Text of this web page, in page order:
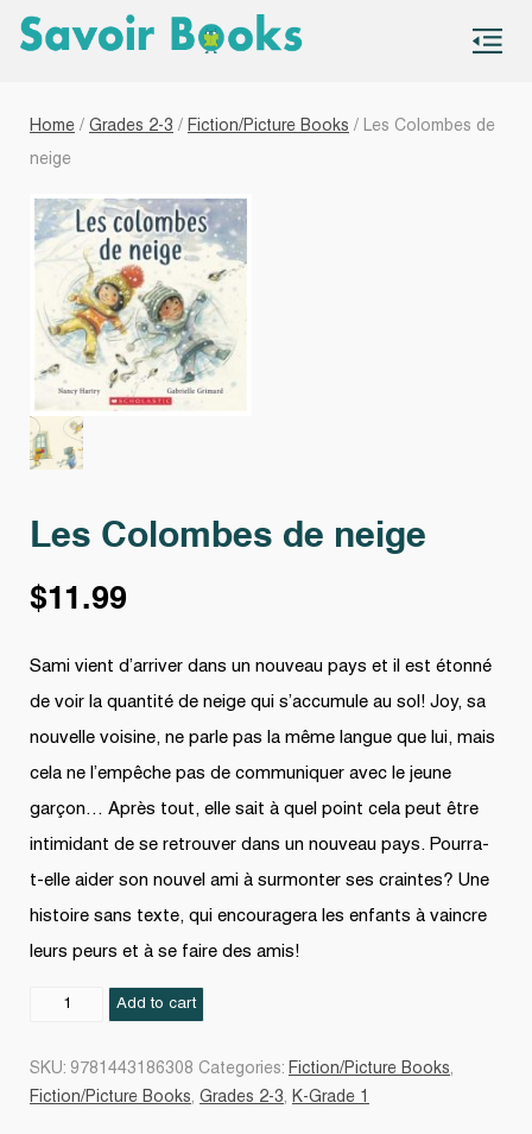
Home / Grades 2-3 / Fiction/Picture Books / Les Colombes de
neige
Les Colombes de neige
$11.99
Sami vient d’arriver dans un nouveau pays et il est étonné
de voir la quantité de neige qui s’accumule au sol! Joy, sa
nouvelle voisine, ne parle pas la même langue que lui, mais
cela ne l’empêche pas de communiquer avec le jeune
garçon… Après tout, elle sait à quel point cela peut être
intimidant de se retrouver dans un nouveau pays. Pourra-
t-elle aider son nouvel ami à surmonter ses craintes? Une
histoire sans texte, qui encouragera les enfants à vaincre
leurs peurs et à se faire des amis!
Add to cart
SKU: 9781443186308 Categories: Fiction/Picture Books
Fiction/Picture Books
Grades 2-3 K-Grade 1